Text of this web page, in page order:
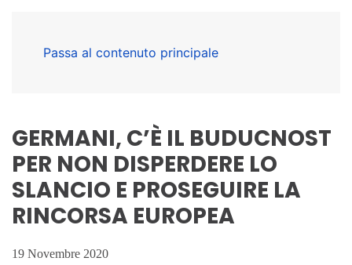
Passa al contenuto principale
GERMANI, C’È IL BUDUCNOST
PER NON DISPERDERE LO
SLANCIO E PROSEGUIRE LA
RINCORSA EUROPEA
19 Novembre 2020